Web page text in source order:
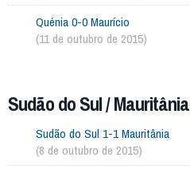
Quénia 0-0 Maurício
(11 de outubro de 2015)
Sudão do Sul / Mauritânia
Sudão do Sul 1-1 Mauritânia
(8 de outubro de 2015)